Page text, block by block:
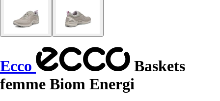
Ecco
Baskets
femme Biom Energi